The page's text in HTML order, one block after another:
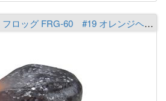
TIEMCO ヴァジュラ フロッグ FRG-60 #19 オレンジヘッド/スモークラメ